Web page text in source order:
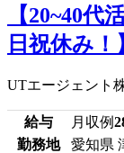
【20~40代
日祝休み
UTエージェント
給与 月収例
勤務地
愛知県